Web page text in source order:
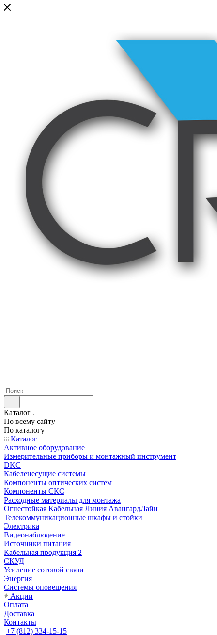
Каталог
По всему сайту
По каталогу
Каталог
Активное оборудование
Измерительные приборы и монтажный инструмент
DKC
Кабеленесущие системы
Компоненты оптических систем
Компоненты СКС
Расходные материалы для монтажа
Огнестойкая Кабельная Линия АвангардЛайн
Телекоммуникационные шкафы и стойки
Электрика
Видеонаблюдение
Источники питания
Кабельная продукция 2
СКУД
Усиление сотовой связи
Энергия
Системы оповещения
Акции
Оплата
Доставка
Контакты
+7 (812) 334-15-15